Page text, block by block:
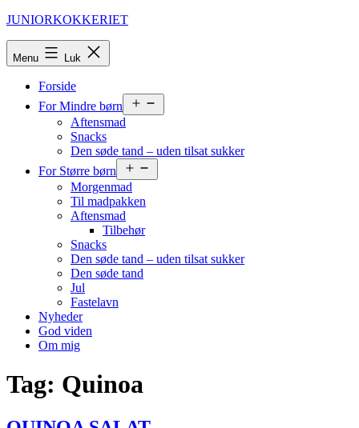
Fortsæt
JUNIORKOKKERIET
Menu Luk
Forside
For Mindre børn
menu
Aftensmad
Snacks
Den søde tand – uden tilsat sukker
For Større børn
menu
Morgenmad
Til madpakken
Aftensmad
Tilbehør
Snacks
Den søde tand – uden tilsat sukker
Den søde tand
Jul
Fastelavn
Nyheder
God viden
Om mig
Tag: Quinoa